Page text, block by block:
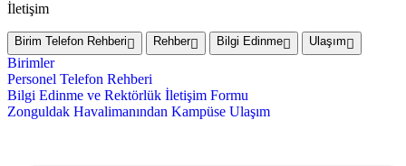
İletişim
Birim Telefon Rehberi Rehber Bilgi Edinme Ulaşım
Birimler
Personel Telefon Rehberi
Bilgi Edinme ve Rektörlük İletişim Formu
Zonguldak Havalimanından Kampüse Ulaşım